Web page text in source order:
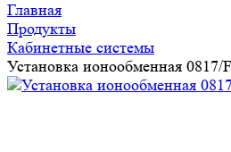
Главная
Продукты
Кабинетные системы
Установка ионообменная